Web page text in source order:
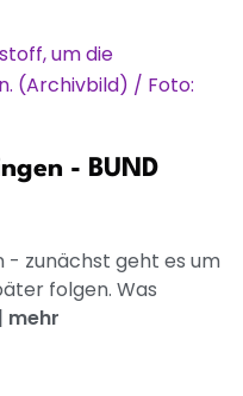
- BUND
- zunächst geht es um
folgen. Was
| mehr